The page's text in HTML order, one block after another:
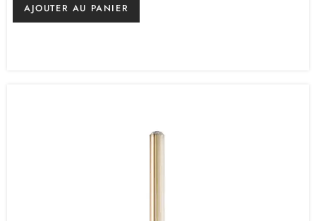
AJOUTER AU PANIER